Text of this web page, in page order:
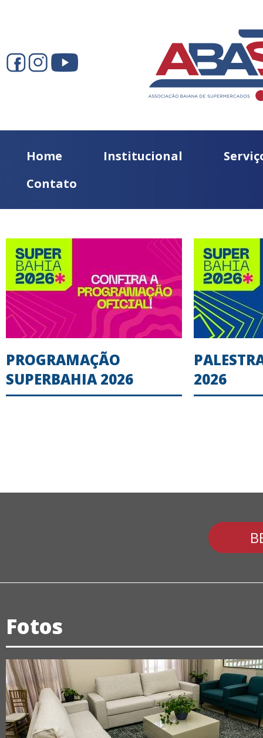
Home Institucional
Contato
PROGRAMAÇÃO
SUPERBAHIA 2026
2026
Fotos